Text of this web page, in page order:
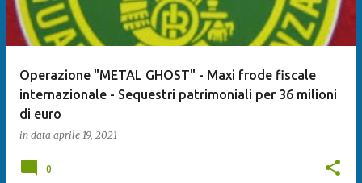
Operazione "METAL GHOST" - Maxi frode fiscale
internazionale - Sequestri patrimoniali per 36 milioni
di euro
in data aprile 19, 2021
0